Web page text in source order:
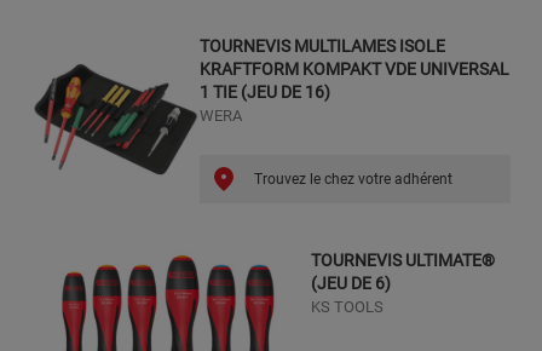
TOURNEVIS MULTILAMES ISOLE
KRAFTFORM KOMPAKT VDE UNIVERSAL
1 TIE (JEU DE 16)
WERA
Trouvez le chez votre adhérent
TOURNEVIS ULTIMATE®
(JEU DE 6)
KS TOOLS